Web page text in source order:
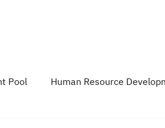
Pool Human Resource